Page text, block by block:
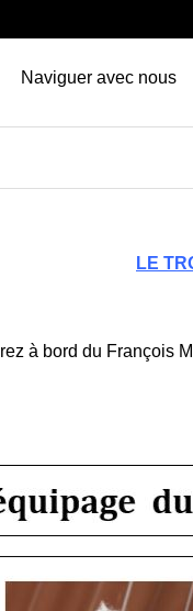
Naviguer avec nous
LE
à bord du